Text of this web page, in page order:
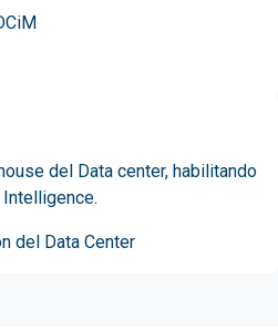
del Data center, habilitando
del Data Center